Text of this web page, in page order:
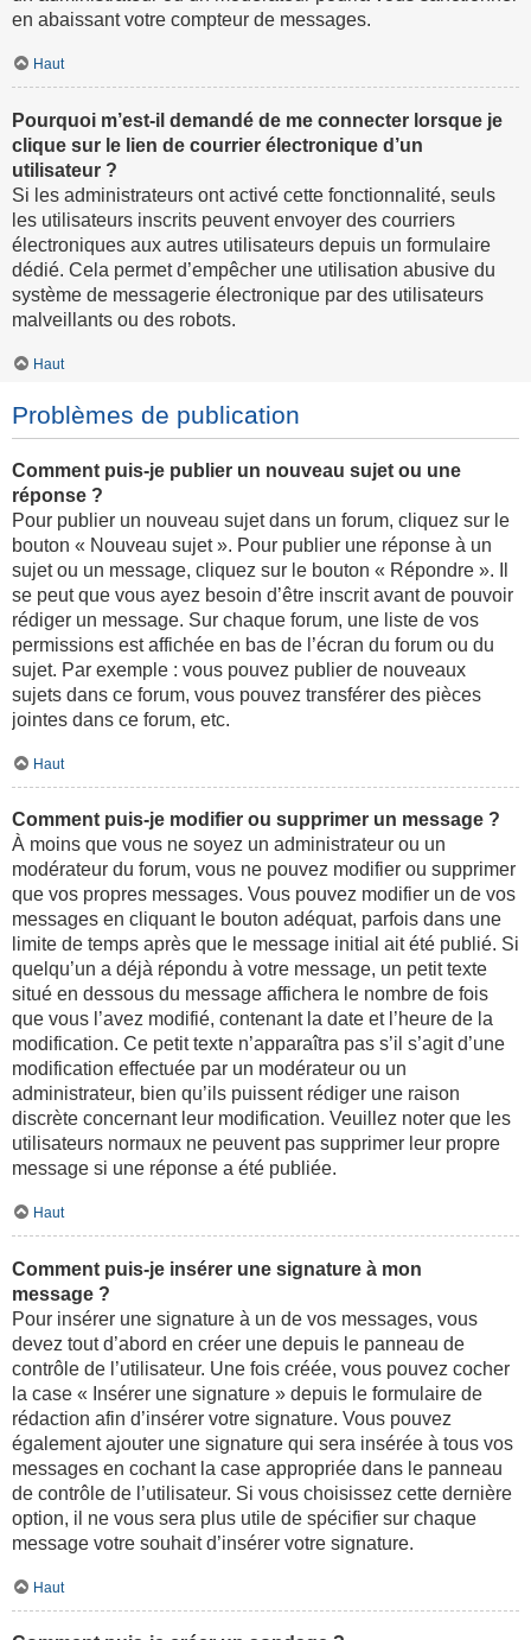
en abaissant votre compteur de messages.
Haut
Pourquoi m’est-il demandé de me connecter lorsque je
clique sur le lien de courrier électronique d’un
utilisateur ?
Si les administrateurs ont activé cette fonctionnalité, seuls
les utilisateurs inscrits peuvent envoyer des courriers
électroniques aux autres utilisateurs depuis un formulaire
dédié. Cela permet d’empêcher une utilisation abusive du
système de messagerie électronique par des utilisateurs
malveillants ou des robots.
Haut
Problèmes de publication
Comment puis-je publier un nouveau sujet ou une
réponse ?
Pour publier un nouveau sujet dans un forum, cliquez sur le
bouton « Nouveau sujet ». Pour publier une réponse à un
sujet ou un message, cliquez sur le bouton « Répondre ». Il
se peut que vous ayez besoin d’être inscrit avant de pouvoir
rédiger un message. Sur chaque forum, une liste de vos
permissions est affichée en bas de l’écran du forum ou du
sujet. Par exemple : vous pouvez publier de nouveaux
sujets dans ce forum, vous pouvez transférer des pièces
jointes dans ce forum, etc.
Haut
Comment puis-je modifier ou supprimer un message ?
À moins que vous ne soyez un administrateur ou un
modérateur du forum, vous ne pouvez modifier ou supprimer
que vos propres messages. Vous pouvez modifier un de vos
messages en cliquant le bouton adéquat, parfois dans une
limite de temps après que le message initial ait été publié. Si
quelqu’un a déjà répondu à votre message, un petit texte
situé en dessous du message affichera le nombre de fois
que vous l’avez modifié, contenant la date et l’heure de la
modification. Ce petit texte n’apparaîtra pas s’il s’agit d’une
modification effectuée par un modérateur ou un
administrateur, bien qu’ils puissent rédiger une raison
discrète concernant leur modification. Veuillez noter que les
utilisateurs normaux ne peuvent pas supprimer leur propre
message si une réponse a été publiée.
Haut
Comment puis-je insérer une signature à mon
message ?
Pour insérer une signature à un de vos messages, vous
devez tout d’abord en créer une depuis le panneau de
contrôle de l’utilisateur. Une fois créée, vous pouvez cocher
la case « Insérer une signature » depuis le formulaire de
rédaction afin d’insérer votre signature. Vous pouvez
également ajouter une signature qui sera insérée à tous vos
messages en cochant la case appropriée dans le panneau
de contrôle de l’utilisateur. Si vous choisissez cette dernière
option, il ne vous sera plus utile de spécifier sur chaque
message votre souhait d’insérer votre signature.
Haut